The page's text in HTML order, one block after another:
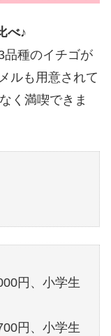
べ♪
品種のイチゴが
ルも用意されて
く満喫できま
円、小学生
円、小学生